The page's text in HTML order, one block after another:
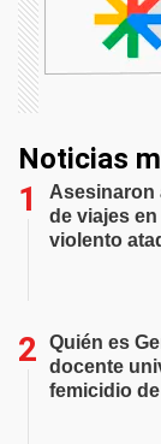
Noticias
Asesinaron
de viajes
violento
Quién es
docente
femicidio